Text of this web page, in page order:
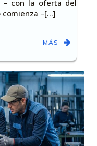
– con la oferta del
comienza –[…]
MÁS